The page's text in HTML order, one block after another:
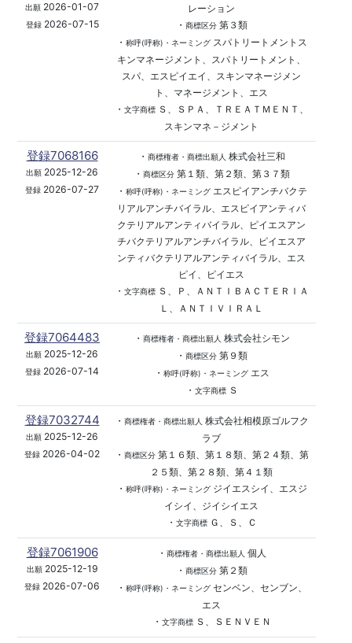
出願 2026-01-07
登録2026-07-15
レーション
・ 商標区分第３類
・ 称呼(呼称)・ネーミングスパトリートメントス
キンマネージメント、スパトリートメント、
スパ、エスピイエイ、スキンマネージメン
ト、マネージメント、エス
・ 文字商標Ｓ、ＳＰＡ、ＴＲＥＡＴＭＥＮＴ、
スキンマネ－ジメント
登録7068166
出願 2025-12-26
登録 2026-07-27
・ 商標権者・商標出願人 株式会社三和
・ 商標区分第１類、第２類、第３７類
・ 称呼(呼称)・ネーミングエスピイアンチバクテ
リアルアンチバイラル、エスピイアンティバ
クテリアルアンティバイラル、ピイエスアン
チバクテリアルアンチバイラル、ピイエスア
ンティバクテリアルアンティバイラル、エス
ピイ、ピイエス
・ 文字商標Ｓ、Ｐ、ＡＮＴＩＢＡＣＴＥＲＩＡ
Ｌ、ＡＮＴＩＶＩＲＡＬ
登録7064483
出願 2025-12-26
登録 2026-07-14
・ 商標権者・商標出願人 株式会社シモン
・ 商標区分第９類
・ 称呼(呼称)・ネーミングエス
・ 文字商標Ｓ
登録7032744
出願 2025-12-26
登録 2026-04-02
・ 商標権者・商標出願人 株式会社相模原ゴルフク
ラブ
・ 商標区分第１６類、第１８類、第２４類、第
２５類、第２８類、第４１類
・ 称呼(呼称)・ネーミングジイエスシイ、エスジ
イシイ、ジイシイエス
・ 文字商標Ｇ、Ｓ、Ｃ
登録7061906
出願2025-12-19
登録 2026-07-06
・ 商標権者・商標出願人 個人
・ 商標区分第２類
・ 称呼(呼称)・ネーミングセンベン、センブン、
エス
・ 文字商標Ｓ、ＳＥＮＶＥＮ